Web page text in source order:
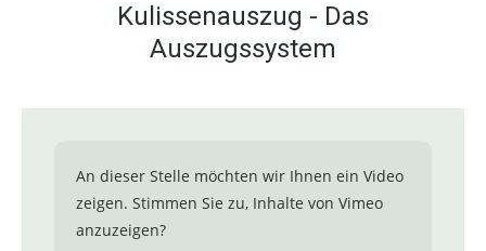
Kulissenauszug - Das
Auszugssystem
An dieser Stelle möchten wir Ihnen ein Video
zeigen. Stimmen Sie zu, Inhalte von Vimeo
anzuzeigen?